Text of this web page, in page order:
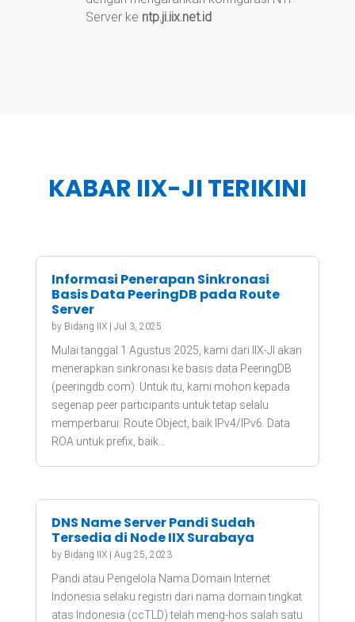
Server ke ntp.ji.iix.net.id
KABAR IIX-JI TERIKINI
Informasi Penerapan Sinkronasi
Basis Data PeeringDB pada Route
Server
by Bidang IIX| Jul 3, 2025
Mulai tanggal 1 Agustus 2025, kami dari IIX-JI akan
menerapkan sinkronasi ke basis data PeeringDB
(peeringdb.com). Untuk itu, kami mohon kepada
segenap peer participants untuk tetap selalu
memperbarui: Route Object, baik IPv4/IPv6. Data
ROA untuk prefix, baik...
DNS Name Server Pandi Sudah
Tersedia di Node IIX Surabaya
by Bidang IIX| Aug 25, 2023
Pandi atau Pengelola Nama Domain Internet
Indonesia selaku registri dari nama domain tingkat
atas Indonesia (ccTLD) telah meng-hos salah satu